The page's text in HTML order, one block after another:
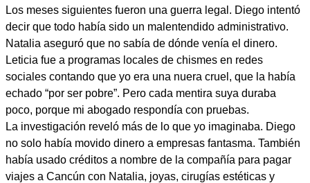
Los meses siguientes fueron una guerra legal. Diego intentó
decir que todo había sido un malentendido administrativo.
Natalia aseguró que no sabía de dónde venía el dinero.
Leticia fue a programas locales de chismes en redes
sociales contando que yo era una nuera cruel, que la había
echado “por ser pobre”. Pero cada mentira suya duraba
poco, porque mi abogado respondía con pruebas.
La investigación reveló más de lo que yo imaginaba. Diego
no solo había movido dinero a empresas fantasma. También
había usado créditos a nombre de la compañía para pagar
viajes a Cancún con Natalia, joyas, cirugías estéticas y